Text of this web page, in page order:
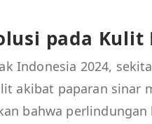
pada Kulit
Indonesia 2024,
akibat paparan sinar
bahwa